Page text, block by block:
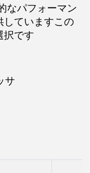
なパフォーマン
していますこの
択です
サ